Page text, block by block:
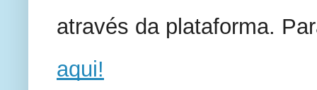
através da plataforma.
aqui!